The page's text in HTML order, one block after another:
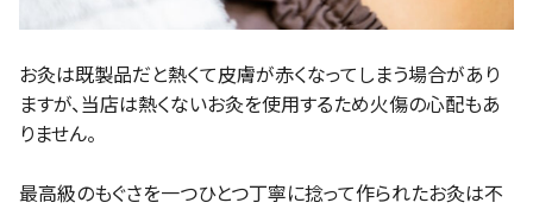
お灸は既製品だと熱くて皮膚が赤くなってしまう場合があり
ますが、当店は熱くないお灸を使用するため火傷の心配もあ
りません。
最高級のもぐさを一つひとつ丁寧に捻って作られたお灸は不